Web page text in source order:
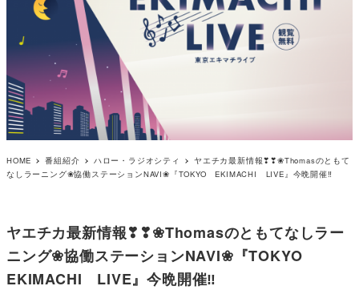
HOME 番組紹介 ハロー・ラジオシティ
ヤエチカ最新情報❣❣❀Thomasのともて
なしラーニング❀協働ステーションNAVI❀『TOKYO EKIMACHI LIVE』今晩開催‼
ヤエチカ最新情報❣❣❀Thomasのともてなしラー
ニング❀協働ステーションNAVI❀『TOKYO
EKIMACHI LIVE』今晩開催‼